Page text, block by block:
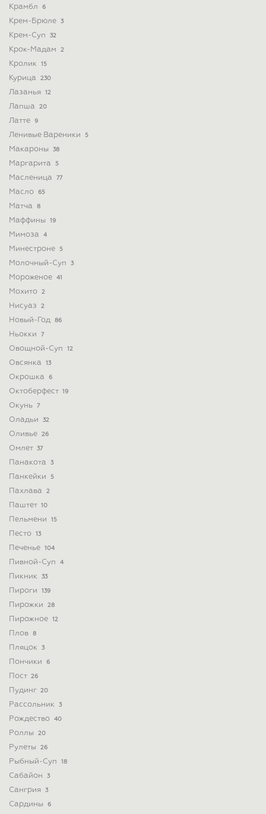
Крамбл 6
Крем-Брюле 3
Крем-Суп 32
Крок-Мадам 2
Кролик 15
Курица 230
Лазанья 12
Лапша 20
Латте 9
Ленивые Вареники 5
Макароны 38
Маргарита 5
Масленица 77
Масло 65
Матча 8
Маффины 19
Мимоза 4
Минестроне 5
Молочный-Суп 3
Мороженое 41
Мохито 2
Нисуаз 2
Новый-Год 86
Ньокки 7
Овощной-Суп 12
Овсянка 13
Окрошка 6
Октоберфест 19
Окунь 7
Оладьи 32
Оливье 26
Омлет 37
Панакота 3
Панкейки 5
Пахлава 2
Паштет 10
Пельмени 15
Песто 13
Печенье 104
Пивной-Суп 4
Пикник 33
Пироги 139
Пирожки 28
Пирожное 12
Плов 8
Пляцок 3
Пончики 6
Пост 26
Пудинг 20
Рассольник 3
Рождество 40
Роллы 20
Рулеты 26
Рыбный-Суп 18
Сабайон 3
Сангрия 3
Сардины 6